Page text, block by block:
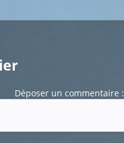
Déposer un commentaire :